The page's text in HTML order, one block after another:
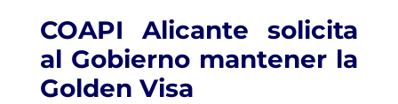
COAPI Alicante solicita
al Gobierno mantener la
Golden Visa